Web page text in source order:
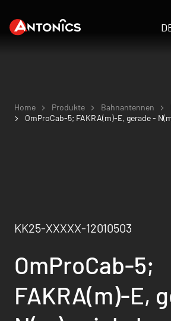
Home Produkte Bahnantennen
OmProCab-5; FAKRA(m)-E, gerade -
KK25-XXXXX-12010503
OmProCab-5;
FAKRA(m)-E,